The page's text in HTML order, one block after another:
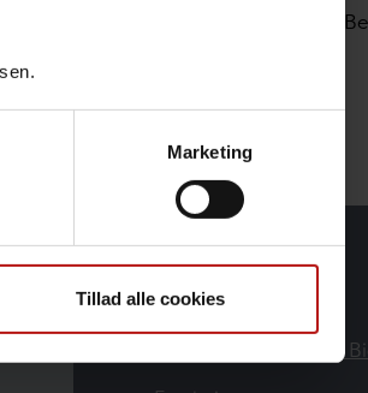
Marketing
Tillad alle cookies
Laborant, Virologi og Mikrobiologisk
Forskere
Danmarks Nationale